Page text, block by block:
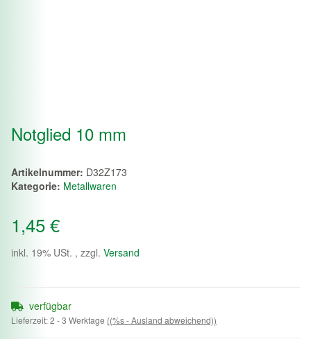
Notglied 10 mm
Artikelnummer: D32Z173
Kategorie: Metallwaren
1,45 €
inkl. 19% USt. , zzgl. Versand
verfügbar
Lieferzeit:2 - 3 Werktage ((%s - Ausland abweichend))